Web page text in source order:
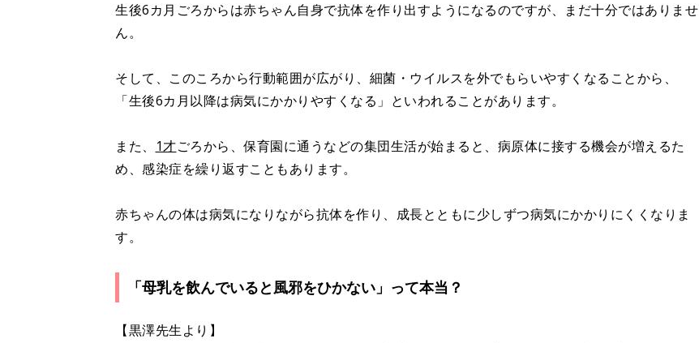
生後6カ月ごろからは赤ちゃん自身で抗体を作り出すようになるのですが、まだ十分ではありませ
ん。
そして、このころから行動範囲が広がり、細菌・ウイルスを外でもらいやすくなることから、
「生後6カ月以降は病気にかかりやすくなる」といわれることがあります。
また、 1才ごろから、保育園に通うなどの集団生活が始まると、病原体に接する機会が増えるた
め、感染症を繰り返すこともあります。
赤ちゃんの体は病気になりながら抗体を作り、成長とともに少しずつ病気にかかりにくくなりま
す。
「母乳を飲んでいると風邪をひかない」って本当？
【黒澤先生より】